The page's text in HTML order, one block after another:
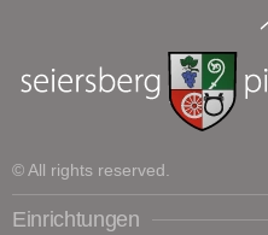
© All rights reserved.
Einrichtungen